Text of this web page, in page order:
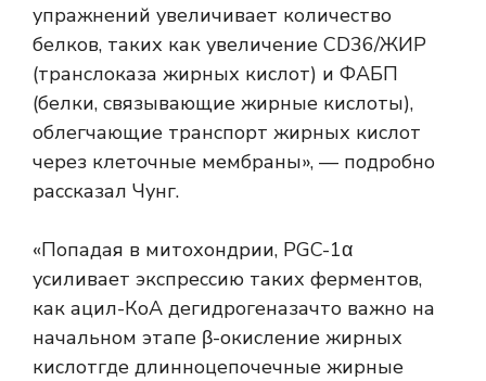
упражнений увеличивает количество
белков, таких как увеличение CD36/ЖИР
(транслоказа жирных кислот) и ФАБП
(белки, связывающие жирные кислоты),
облегчающие транспорт жирных кислот
через клеточные мембраны», — подробно
рассказал Чунг.
«Попадая в митохондрии, PGC-1α
усиливает экспрессию таких ферментов,
как ацил-КоА дегидрогеназачто важно на
начальном этапе β-окисление жирных
кислотгде длинноцепочечные жирные